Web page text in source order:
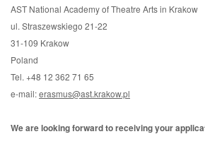
AST National Academy of Theatre Arts in Krakow
ul. Straszewskiego 21-22
31-109 Krakow
Poland
Tel. +48 12 362 71 65
e-mail:erasmus@ast.krakow.pl
We are looking forward to receiving your